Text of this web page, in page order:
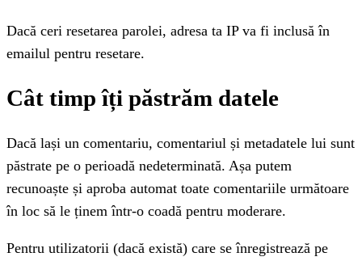
Dacă ceri resetarea parolei, adresa ta IP va fi inclusă în
emailul pentru resetare.
Cât timp îți păstrăm datele
Dacă lași un comentariu, comentariul și metadatele lui sunt
păstrate pe o perioadă nedeterminată. Așa putem
recunoaște și aproba automat toate comentariile următoare
în loc să le ținem într-o coadă pentru moderare.
Pentru utilizatorii (dacă există) care se înregistrează pe